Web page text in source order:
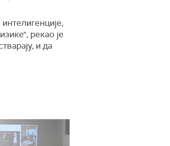
рекао је
и да